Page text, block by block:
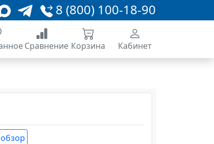
8 (800) 100-18-90
Сравнение Корзина Кабинет